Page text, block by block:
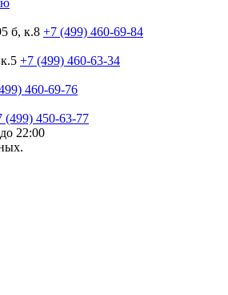
б, к.8 +7 (499) 460-69-84
+7 (499) 460-63-34
460-69-76
(499) 450-63-77
22:00